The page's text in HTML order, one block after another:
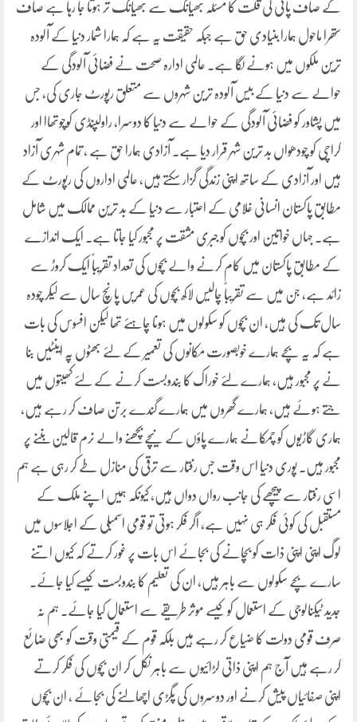
کے صاف پانی کی قلت کا مسئلہ بھیانک سے بھیانک تر ہوتا جا رہا ہے صاف
ستھرا ماحول ہمارا بنیادی حق ہے جبکہ حقیقت یہ ہے کہ ہمارا شمار دنیا کے آلودہ
ترین ملکوں میں ہونے لگا ہے۔ عالمی ادارہ صحت نے فضائی آلودگی کے
حوالے سے دنیا کے بیس آلودہ ترین شہروں سے متعلق رپورٹ جاری کی، جس
میں پشاور کو فضائی آلودگی کے حوالے سے دنیا کا دوسرا، راولپنڈی کوچوتھاا اور
کراچی کو چودھواں بد ترین شہر قرار دیا ہے۔ آزادی ہمارا حق ہے ، تمام شہری آزاد
ہیں اور آزادی کے ساتھ اپنی زندگی گزار سکتے ہیں، عالمی اداروں کی رپورٹ کے
مطابق پاکستان انسانی غلامی کے اعتبار سے دنیا کے بد ترین ممالک میں شامل
ہے۔ جہاں خواتین اور بچوں کو جبری مشقت پر مجبور کیا جاتا ہے۔ ایک اندازے
کے مطابق پاکستان میں کام کرنے والے بچوں کی تعداد تقریباً ایک کروڑ سے
زائد ہے، جن میں سے تقریباً چالیس لاکھ بچوں کی عمریں پانچ سال سے لیکر چودہ
سال تک کی ہیں، ان بچوں کو سکولوں میں ہونا چاہئے تھا لیکن افسوس کی بات
ہے کہ یہ بچے ہمارے خوبصورت مکانوں کی تعمیر کے لئے بھٹوں پہ اینٹیں بنا
نے پر مجبور ہیں، ہمارے لئے خوراک کا بندوبست کرنے کے لئے کھیتوں میں
جتے ہوئے ہیں، ہمارے گھروں میں ہمارے گندے برتن صاف کر رہے ہیں،
ہماری گاڑیوں کو چمکانے ہمارے پاؤں کے نیچے بچھنے والے نرم قالین بننے پر
مجبور ہیں۔ پوری دنیا اس وقت جس رفتار سے ترقی کی منازل طے کر رہی ہے ہم
اسی رفتار سے پیچھے کی جانب رواں دواں ہیں، کیونکہ ہمیں اپنے ملک کے
مستقبل کی کوئی فکر ہی نہیں ہے، اگر فکر ہوتی تو قومی اسمبلی کے اجلاسوں میں
لوگ اپنی اپنی ذات کو بچانے کی بجائے اس بات پر غور کرتے کہ کیوں اتنے
سارے بچے سکولوں سے باہر ہیں، ان کی تعلیم کا بندوبست کیسے کیا جائے۔
جدید ٹیکنالوجی کے استعمال کو کیسے موثر طریقے سے استعمال کیا جائے۔ ہم نہ
صرف قومی دولت کا ضیاع کر رہے ہیں بلکہ قوم کے قیمتی وقت کو بھی ضائع
کر رہے ہیں آج ہم اپنی ذاتی لڑائیوں سے باہر نکل کر ان بچوں کی فکر کرتے
اپنی صفائیاں پیش کرنے اور دوسروں کی پگڑی اچھالنے کی بجائے ، ان بچوں